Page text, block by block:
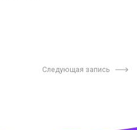
Следующая запись